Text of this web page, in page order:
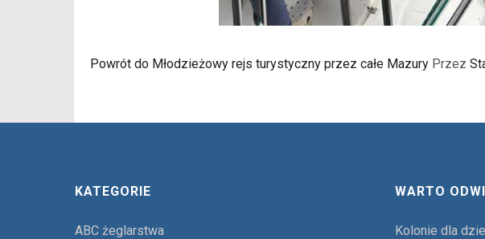
Powrót do Młodzieżowy rejs turystyczny przez całe Mazury Przez
KATEGORIE
ABC żeglarstwa
WARTO
Kolonie dla